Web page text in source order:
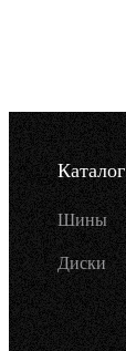
Каталог
Шины
Диски